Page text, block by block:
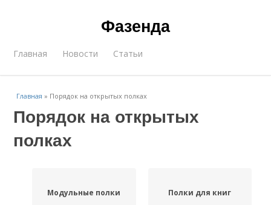
Фазенда
Главная Новости Статьи
Главная » Порядок на открытых полках
Порядок на открытых
полках
Модульные полки Полки для книг